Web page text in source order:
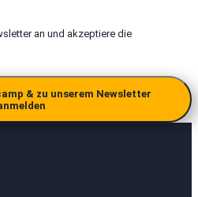
an und akzeptiere die
& zu unserem Newsletter